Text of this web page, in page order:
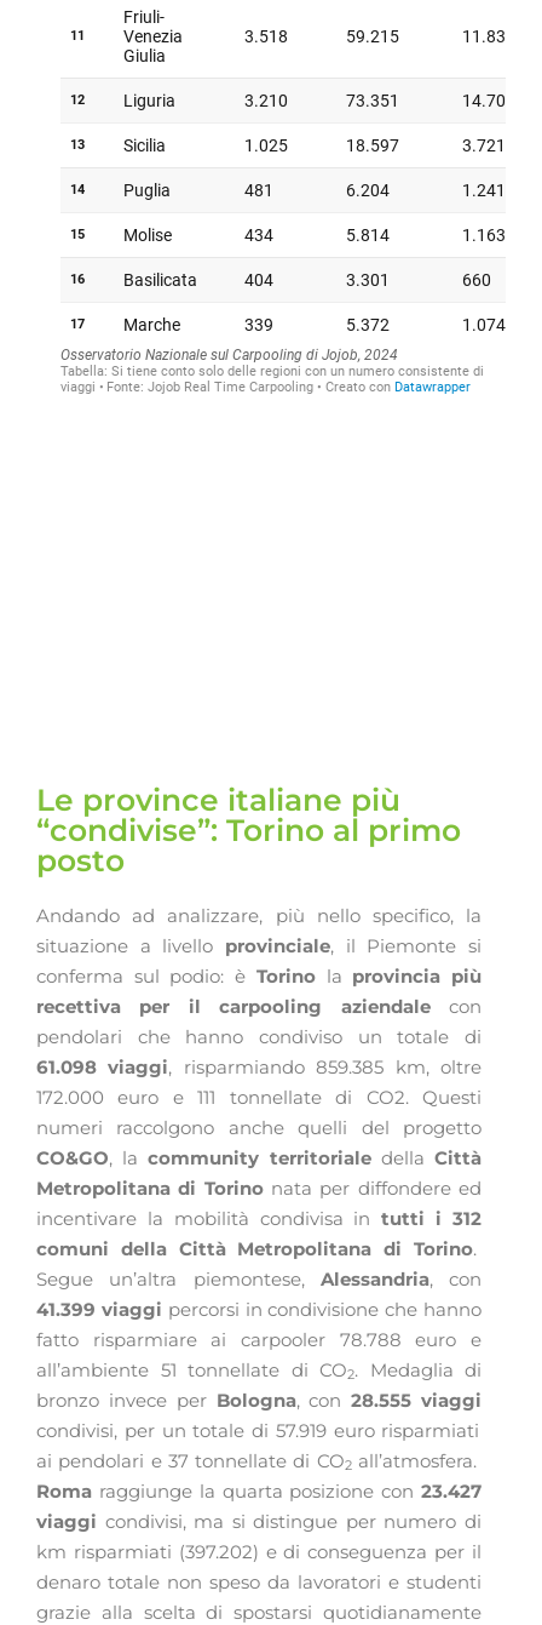
Le province italiane più
“condivise”: Torino al primo
posto
Andando ad analizzare, più nello specifico, la
situazione a livello provinciale, il Piemonte si
conferma sul podio: è Torinola provincia più
recettiva per il carpooling aziendalecon
pendolari che hanno condiviso un totale di
61.098 viaggi, risparmiando 859.385 km, oltre
172.000 euro e 111 tonnellate di CO2. Questi
numeri raccolgono anche quelli del progetto
CO&GO, lacommunity territorialedellaCittà
Metropolitana di Torinonata per diffondere ed
incentivare la mobilità condivisa intutti i 312
comuni della Città Metropolitana di Torino.
Segue un’altra piemontese, Alessandria, con
41.399 viaggi percorsi in condivisione che hanno
fatto risparmiare ai carpooler 78.788 euro e
all’ambiente 51 tonnellate di CO2. Medaglia di
bronzo invece per Bologna, con28.555 viaggi
condivisi, per un totale di 57.919 euro risparmiati
ai pendolari e 37 tonnellate di CO2all’atmosfera.
Roma raggiunge la quarta posizione con 23.427
viaggi condivisi, ma si distingue per numero di
km risparmiati (397.202) e di conseguenza per il
denaro totale non speso da lavoratori e studenti
grazie alla scelta di spostarsi quotidianamente